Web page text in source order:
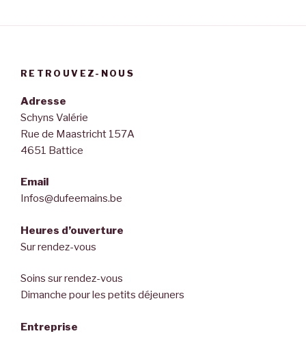
RETROUVEZ-NOUS
Adresse
Schyns Valérie
Rue de Maastricht 157A
4651 Battice
Email
Infos@dufeemains.be
Heures d’ouverture
Sur rendez-vous
Soins sur rendez-vous
Dimanche pour les petits déjeuners
Entreprise